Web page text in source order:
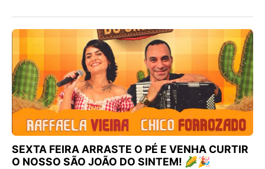
SEXTA FEIRA ARRASTE O PÉ E VENHA CURTIR
O NOSSO SÃO JOÃO DO SINTEM! 🌽🎉